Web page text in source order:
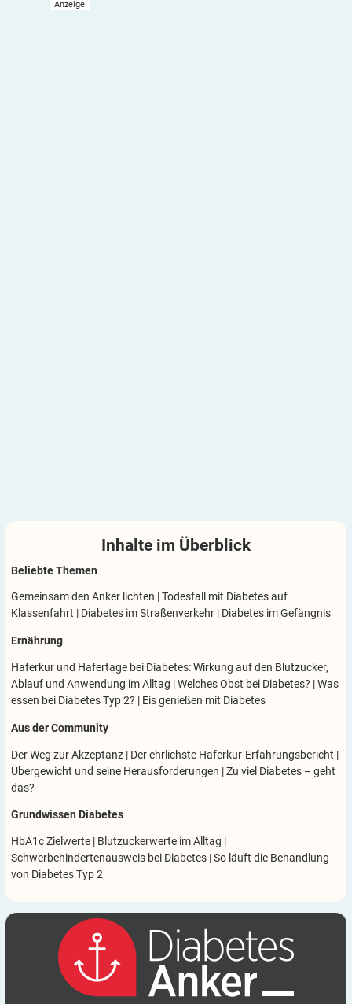
Inhalte im Überblick
Beliebte Themen
Gemeinsam den Anker lichten |Todesfall mit Diabetes auf
Klassenfahrt | Diabetes im Straßenverkehr | Diabetes im Gefängnis
Ernährung
Haferkur und Hafertage bei Diabetes: Wirkung auf den Blutzucker,
Ablauf und Anwendung im Alltag |Welches Obst bei Diabetes? |Was
essen bei Diabetes Typ 2? | Eis genießen mit Diabetes
Aus der Community
Der Weg zur Akzeptanz | Der ehrlichste Haferkur-Erfahrungsbericht |
Übergewicht und seine Herausforderungen |Zu viel Diabetes – geht
das?
Grundwissen Diabetes
HbA1c Zielwerte | Blutzuckerwerte im Alltag |
Schwerbehindertenausweis bei Diabetes |So läuft die Behandlung
von Diabetes Typ 2